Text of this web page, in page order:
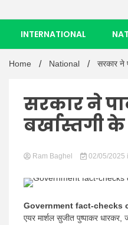
INTERNATIONAL
Home National सरकार ने
सरकार ने
बर्खास्तगी
Ram Baghel 02/05/2025
Government fact-checks
एयर मार्शल सुजीत पुष्पाकर